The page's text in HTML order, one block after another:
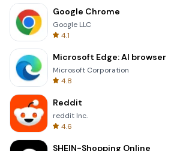
Google Chrome
Google LLC
4.1
Microsoft Edge: AI browser
Microsoft Corporation
4.8
Reddit
reddit Inc.
4.6
SHEIN-Shopping Online